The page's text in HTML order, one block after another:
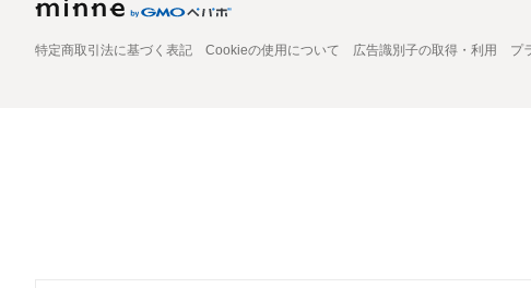
特定商取引法に基づく表記 Cookieの使用について 広告識別子の取得・利用 プ